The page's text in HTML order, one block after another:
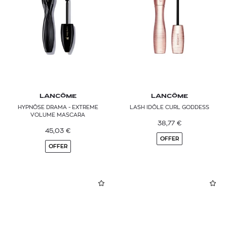
LANCÔME
HYPNÔSE DRAMA - EXTREME
VOLUME MASCARA
45,03 €
OFFER
LANCÔME
LASH IDÔLE CURL GODDESS
38,77 €
OFFER